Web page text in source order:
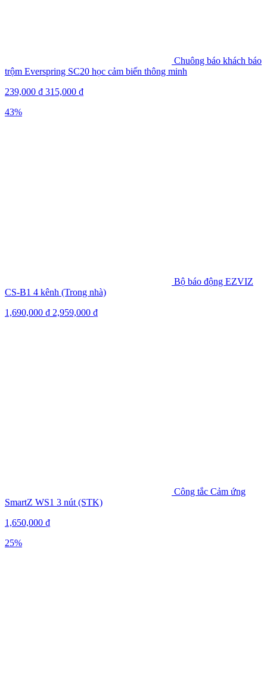
Chuông báo khách báo
trộm Everspring SC20 học cảm biến thông minh
239,000 ₫ 315,000 ₫
43%
Bộ báo động EZVIZ
CS-B1 4 kênh (Trong nhà)
1,690,000 ₫ 2,959,000 ₫
Công tắc Cảm ứng
SmartZ WS1 3 nút (STK)
1,650,000 ₫
25%